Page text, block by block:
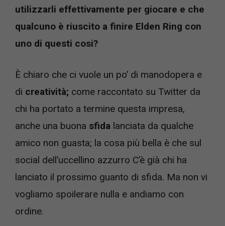
utilizzarli effettivamente per giocare e che
qualcuno è riuscito a finire Elden Ring con
uno di questi cosi?
È chiaro che ci vuole un po’ di manodopera e
di creatività; come raccontato su Twitter da
chi ha portato a termine questa impresa,
anche una buona sfida lanciata da qualche
amico non guasta; la cosa più bella è che sul
social dell’uccellino azzurro C’è già chi ha
lanciato il prossimo guanto di sfida. Ma non vi
vogliamo spoilerare nulla e andiamo con
ordine.